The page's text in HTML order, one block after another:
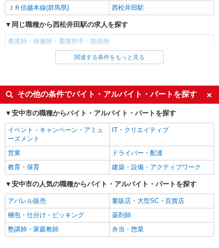
安中市 磯部駅すぐ
キープ
株式会社kotrio /●TK-H-1990913
時給1500円〜2125円 ＜日払い有/週払い有/交
通費全支給(ガソリン代含む)＞
安中市板鼻｜安中駅・群馬八幡駅
派遣社員
株式会社kotrio /●TK-H-2086580
≪安中駅≫年齢不問！０からスタートでも活躍
時給1500円〜2125円 ＜日払い有/週払い有/交
通費全支給(ガソリン代含む)＞
安中市｜最寄り駅安中
ＪＲ信越本線(群馬県) 西松井田駅
同じ職種から西松井田駅の求人を探す
看護師・保健師・看護助手・助産師
同じ雇用形態から西松井田駅の求人を探す
同じ特徴から西松井田駅の求人を探す
入社日応相談
履歴書不要
Web面接OK
職場見学OKまたは説明会あり
未経験歓迎
新卒・第二新卒歓迎
女性活躍中
主婦・主夫歓迎
フリーター歓迎
学歴不問
ブランクOK
ミドル（40代～）活躍中
エルダー（50代～）活躍中
シニア（60代～）活躍中
昇給あり
週払い
禁煙・分煙
残業ほぼなし
転勤なし
関連する条件をもっと見る
その他の条件でバイト・アルバイト・パートを探す
安中市の職種からバイト・アルバイト・パートを探す
イベント・キャンペーン・アミュ
ーズメント
IT・クリエイティブ
営業
ドライバー・配達
教育・保育
建築・設備・アクティブワーク
安中市の人気の職種からバイト・アルバイト・パートを探す
アパレル販売
量販店・大型SC・百貨店
梱包・仕分け・ピッキング
薬剤師
塾講師・家庭教師
弁当・惣菜